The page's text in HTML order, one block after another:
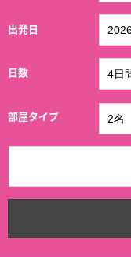
出発日
日数
部屋タイプ